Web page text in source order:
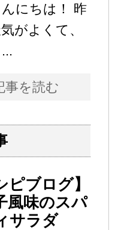
にちは！ 昨
がよくて、
事を読む
ピブログ】
風味のスパ
サラダ